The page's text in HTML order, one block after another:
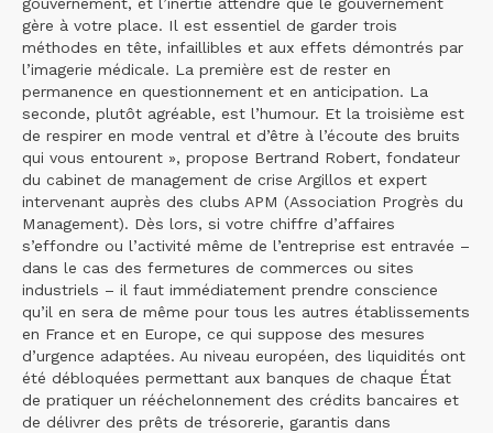
gère à votre place. Il est essentiel de garder trois
méthodes en tête, infaillibles et aux effets démontrés par
l’imagerie médicale. La première est de rester en
permanence en questionnement et en anticipation. La
seconde, plutôt agréable, est l’humour. Et la troisième est
de respirer en mode ventral et d’être à l’écoute des bruits
qui vous entourent », propose Bertrand Robert, fondateur
du cabinet de management de crise Argillos et expert
intervenant auprès des clubs APM (Association Progrès du
Management). Dès lors, si votre chiffre d’affaires
s’effondre ou l’activité même de l’entreprise est entravée –
dans le cas des fermetures de commerces ou sites
industriels – il faut immédiatement prendre conscience
qu’il en sera de même pour tous les autres établissements
en France et en Europe, ce qui suppose des mesures
d’urgence adaptées. Au niveau européen, des liquidités ont
été débloquées permettant aux banques de chaque État
de pratiquer un rééchelonnement des crédits bancaires et
de délivrer des prêts de trésorerie, garantis dans